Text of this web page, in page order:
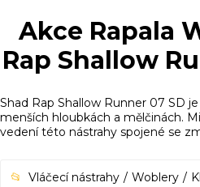
Akce Rapala
Rap Shallow
Shad Rap Shallow Runner 07 SD
menších hloubkách a mělčinách.
vedení této nástrahy spojené se
Vláčecí nástrahy Woblery